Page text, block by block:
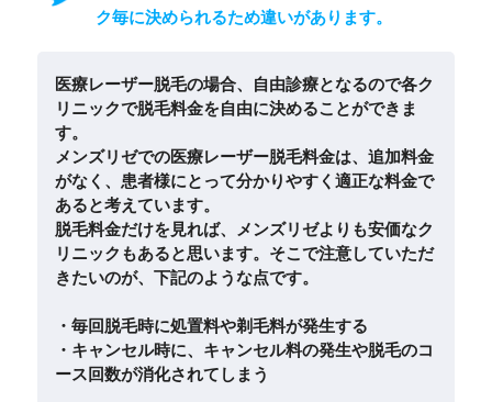
ク毎に決められるため違いがあります。
医療レーザー脱毛の場合、自由診療となるので各ク
リニックで脱毛料金を自由に決めることができま
す。
メンズリゼでの医療レーザー脱毛料金は、追加料金
がなく、患者様にとって分かりやすく適正な料金で
あると考えています。
脱毛料金だけを見れば、メンズリゼよりも安価なク
リニックもあると思います。そこで注意していただ
きたいのが、下記のような点です。
・毎回脱毛時に処置料や剃毛料が発生する
・キャンセル時に、キャンセル料の発生や脱毛のコ
ース回数が消化されてしまう